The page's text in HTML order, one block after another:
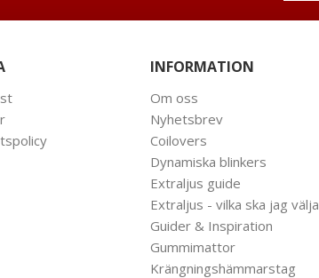
INFORMATION
Om oss
Nyhetsbrev
Coilovers
Dynamiska blinkers
Extraljus guide
Extraljus - vilka ska jag välja
Guider & Inspiration
Gummimattor
Krängningshämmarstag